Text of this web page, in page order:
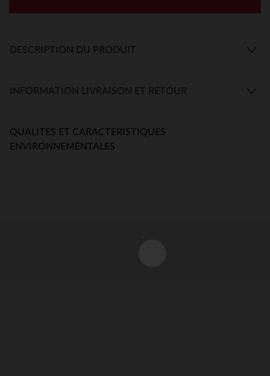
DESCRIPTION DU PRODUIT
INFORMATION LIVRAISON ET RETOUR
QUALITES ET CARACTERISTIQUES
ENVIRONNEMENTALES